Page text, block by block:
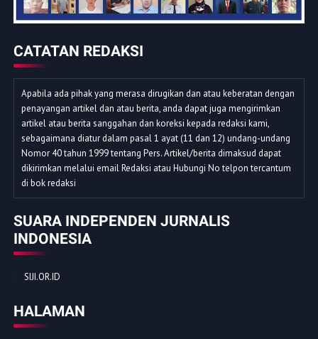
CATATAN REDAKSI
Apabila ada pihak yang merasa dirugikan dan atau keberatan dengan
penayangan artikel dan atau berita, anda dapat juga mengirimkan
artikel atau berita sanggahan dan koreksi kepada redaksi kami,
sebagaimana diatur dalam pasal 1 ayat (11 dan 12) undang-undang
Nomor 40 tahun 1999 tentang Pers. Artikel/berita dimaksud dapat
dikirimkan melalui email Redaksi atau Hubungi No telpon tercantum
di bok redaksi
SUARA INDEPENDEN JURNALIS
INDONESIA
SIJI.OR.ID
HALAMAN